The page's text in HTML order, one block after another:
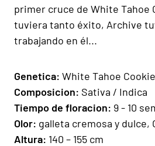
primer cruce de White Tahoe
tuviera tanto éxito, Archive
trabajando en él...
Genetica: White Tahoe
Composicion: Sativa / Indica
Tiempo de floracion: 9 - 10
Olor: galleta cremosa y dulce,
Altura: 140 – 155 cm